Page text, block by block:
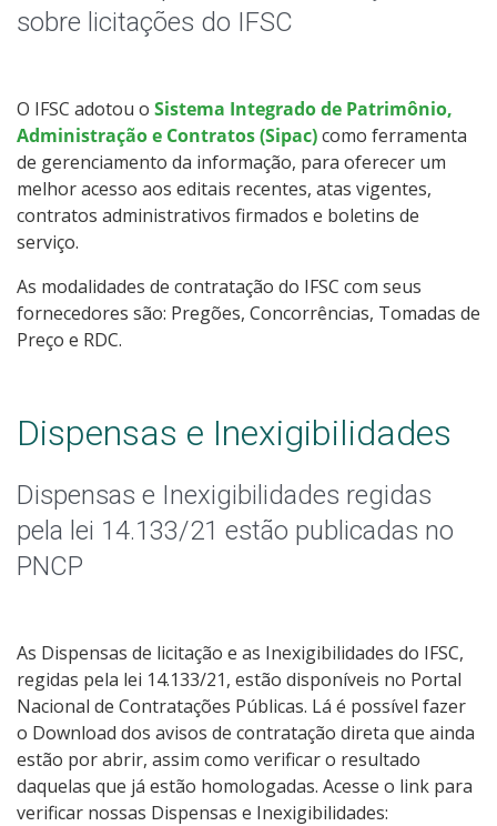
Documentos Norteadores
Políticas institucionais
Governança, Integridade, Riscos e Controles Internos da
Gestão
Trabalhe no IFSC
Eleições
sobre licitações do IFSC
O IFSC adotou o Sistema Integrado de Patrimônio,
Administração e Contratos (Sipac)como ferramenta
de gerenciamento da informação, para oferecer um
melhor acesso aos editais recentes, atas vigentes,
contratos administrativos firmados e boletins de
serviço.
As modalidades de contratação do IFSC com seus
fornecedores são: Pregões, Concorrências, Tomadas de
Preço e RDC.
Dispensas e Inexigibilidades
Dispensas e Inexigibilidades regidas
pela lei 14.133/21 estão publicadas no
PNCP
As Dispensas de licitação e as Inexigibilidades do IFSC,
regidas pela lei 14.133/21, estão disponíveis no Portal
Nacional de Contratações Públicas. Lá é possível fazer
o Download dos avisos de contratação direta que ainda
estão por abrir, assim como verificar o resultado
daquelas que já estão homologadas. Acesse o link para
verificar nossas Dispensas e Inexigibilidades: